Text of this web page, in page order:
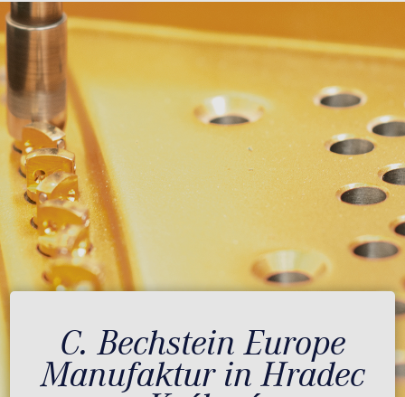
C. Bechstein Europe
Manufaktur in Hradec